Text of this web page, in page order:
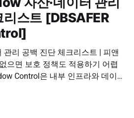
리스트 [DBSAFER
관리 공백 진단 체크리스트 | 피앤
DBSAFER Shadow